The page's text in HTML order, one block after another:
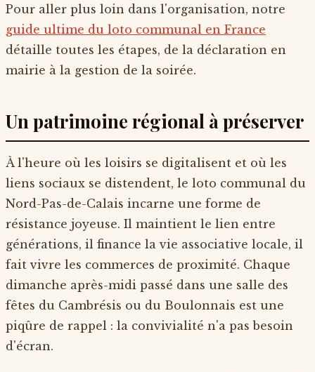
Pour aller plus loin dans l'organisation, notre
guide ultime du loto communal en France
détaille toutes les étapes, de la déclaration en
mairie à la gestion de la soirée.
Un patrimoine régional à préserver
À l'heure où les loisirs se digitalisent et où les
liens sociaux se distendent, le loto communal du
Nord-Pas-de-Calais incarne une forme de
résistance joyeuse. Il maintient le lien entre
générations, il finance la vie associative locale, il
fait vivre les commerces de proximité. Chaque
dimanche après-midi passé dans une salle des
fêtes du Cambrésis ou du Boulonnais est une
piqûre de rappel : la convivialité n'a pas besoin
d'écran.